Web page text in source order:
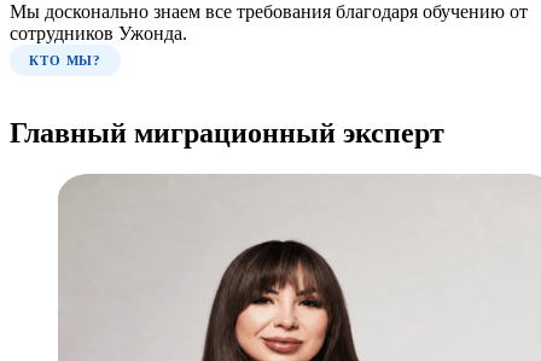
Мы досконально знаем все требования благодаря обучению от
сотрудников Ужонда.
КТО МЫ?
Главный миграционный эксперт